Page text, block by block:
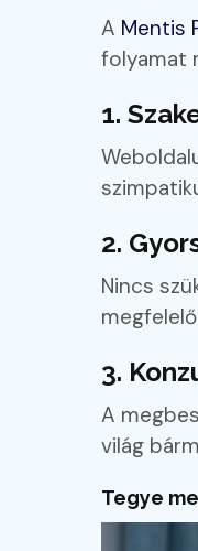
A Mentis
folyamat
1.
2.
Nincs
3.
A
világ
Tegye